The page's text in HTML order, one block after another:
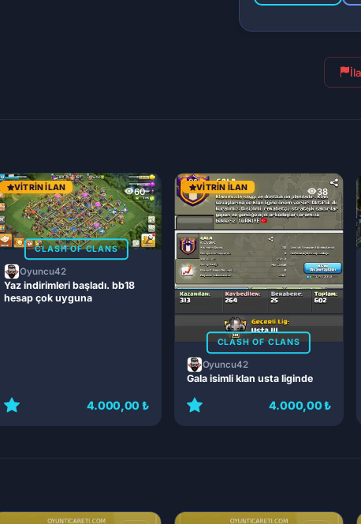
60
VITRIN İLAN
CLASH OF CLANS
Oyuncu42
Yaz indirimleri başladı. bb18
hesap çok uyguna
4.000,00 ₺
38
VITRIN İLAN
CLASH OF CLANS
Oyuncu42
Gala isimli klan usta liginde
4.000,00 ₺